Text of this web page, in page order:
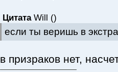
Цитата Will ()
если ты веришь в
в призраков нет,